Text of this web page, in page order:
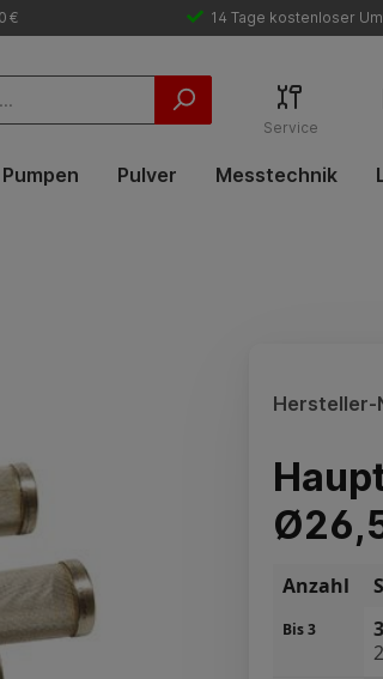
€ 14 Tage kostenloser
Service
Pumpen Pulver Messtechnik
Hersteller-
Anzahl
Bis3